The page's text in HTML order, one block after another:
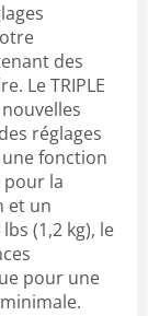
des
Le TRIPLE
nouvelles
réglages
fonction
la
et un
(1,2 kg), le
pour une